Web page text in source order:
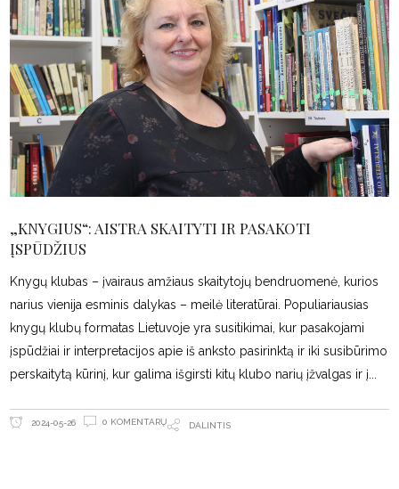
„KNYGIUS“: AISTRA SKAITYTI IR PASAKOTI
ĮSPŪDŽIUS
Knygų klubas – įvairaus amžiaus skaitytojų bendruomenė, kurios
narius vienija esminis dalykas – meilė literatūrai. Populiariausias
knygų klubų formatas Lietuvoje yra susitikimai, kur pasakojami
įspūdžiai ir interpretacijos apie iš anksto pasirinktą ir iki susibūrimo
perskaitytą kūrinį, kur galima išgirsti kitų klubo narių įžvalgas ir į
2024-05-26 0 KOMENTARŲ DALINTIS